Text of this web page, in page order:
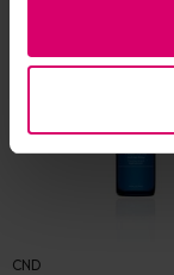
CND